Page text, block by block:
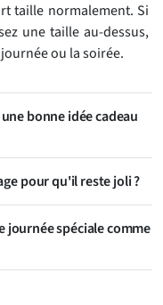
taille normalement. Si
une taille au-dessus,
ou la soirée.
bonne idée cadeau
pour qu'il reste joli ?
spéciale comme